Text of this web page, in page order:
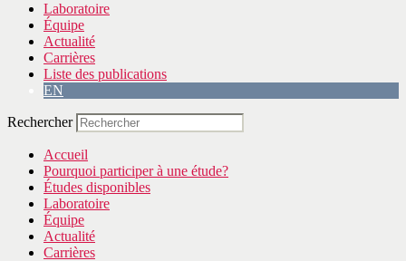
Laboratoire
Équipe
Actualité
Carrières
Liste des publications
EN
Rechercher
Accueil
Pourquoi participer à une étude?
Études disponibles
Laboratoire
Équipe
Actualité
Carrières